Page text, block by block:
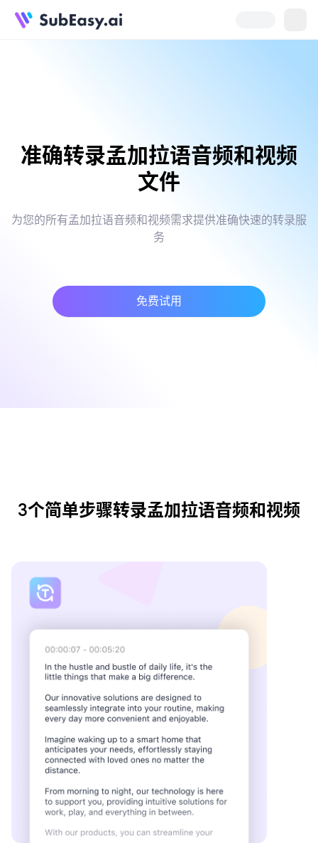
准确转录孟加拉语音频和视频
文件
为您的所有孟加拉语音频和视频需求提供准确快速的转录服
务
免费试用
3个简单步骤转录孟加拉语音频和视频